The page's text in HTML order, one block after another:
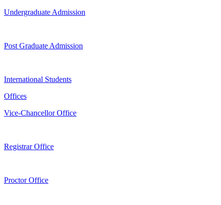
Undergraduate Admission
Post Graduate Admission
International Students
Offices
Vice-Chancellor Office
Registrar Office
Proctor Office